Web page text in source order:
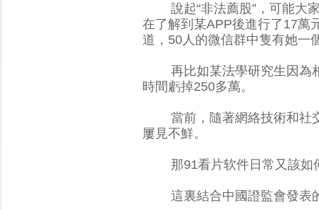
說起“非法薦股”，可能
在了解到某APP後進行了17萬元
道，50人的微信群中隻有她一
再比如某法學研究生因為
時間虧掉250多萬。
當前，隨著網絡技術和
屢見不鮮。
那91看片软件日常又該如何避
這裏結合中國證監會發表